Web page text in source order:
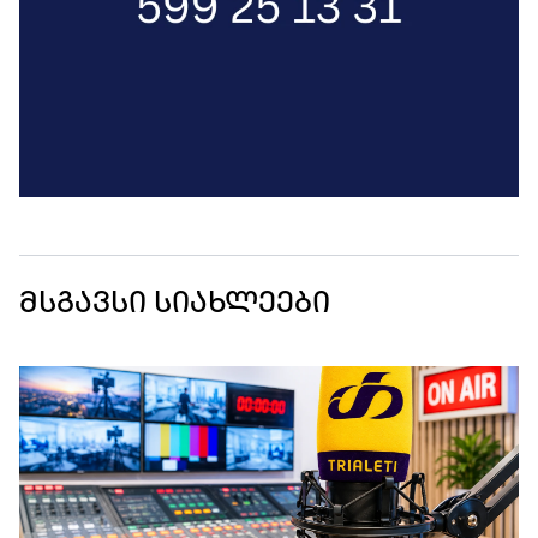
მსგავსი სიახლეები